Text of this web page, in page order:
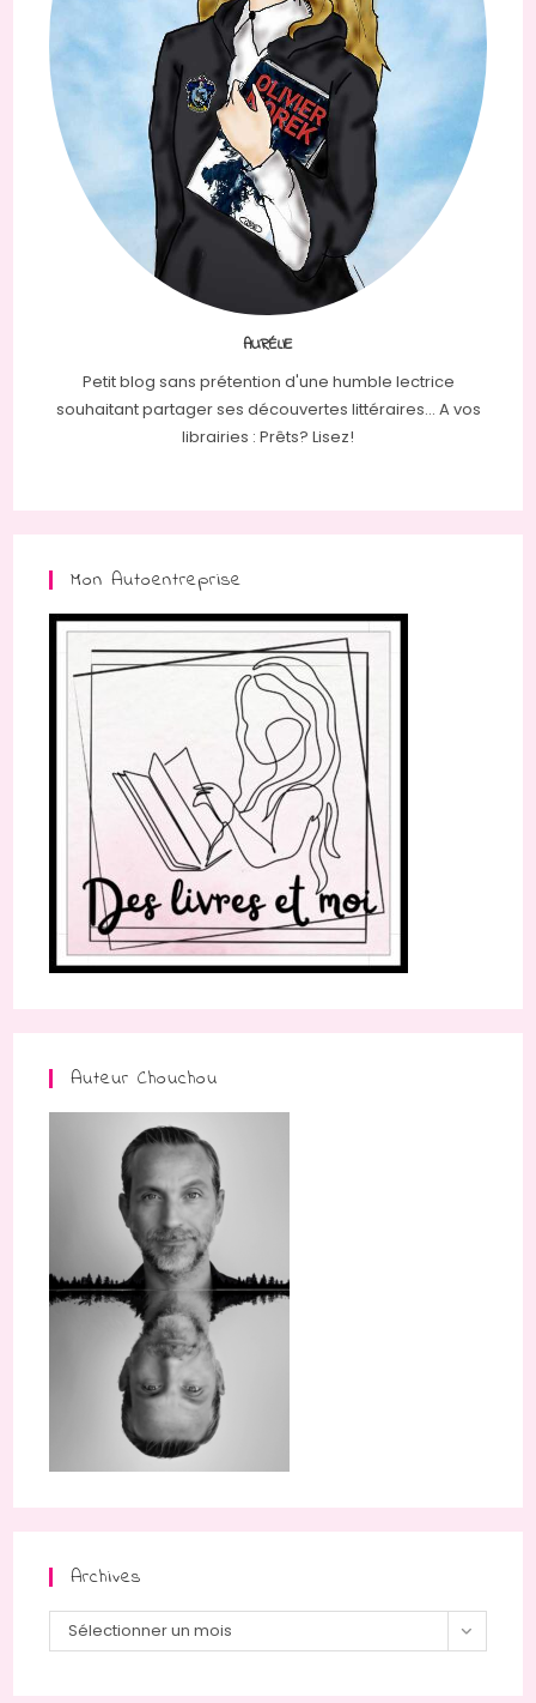
AURÉLIE
Petit blog sans prétention d'une humble lectrice
souhaitant partager ses découvertes littéraires... A vos
librairies : Prêts? Lisez!
Mon Autoentreprise
Auteur Chouchou
Archives
Sélectionner un mois